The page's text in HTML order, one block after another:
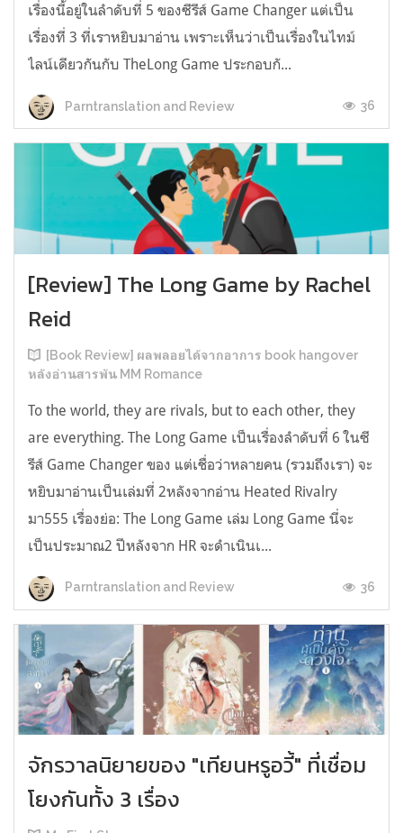
เรื่องนี้อยู่ในลำดับที่ 5 ของซีรีส์ Game Changer แต่เป็น
เรื่องที่ 3 ที่เราหยิบมาอ่าน เพราะเห็นว่าเป็นเรื่องในไทม์
ไลน์เดียวกันกับ TheLong Game ประกอบกั...
Parntranslation and Review 36
[Review] The Long Game by Rachel
Reid
[Book Review] ผลพลอยได้จากอาการ book hangover
หลังอ่านสารพัน MM Romance
To the world, they are rivals, but to each other, they
are everything. The Long Game เป็นเรื่องลำดับที่ 6 ในซี
รีส์ Game Changer ของ แต่เชื่อว่าหลายคน (รวมถึงเรา) จะ
หยิบมาอ่านเป็นเล่มที่ 2หลังจากอ่าน Heated Rivalry
มา555 เรื่องย่อ: The Long Game เล่ม Long Game นี่จะ
เป็นประมาณ2 ปีหลังจาก HR จะดำเนินเ...
Parntranslation and Review 36
จักรวาลนิยายของ "เทียนหรูอวี้" ที่เชื่อม
โยงกันทั้ง 3 เรื่อง